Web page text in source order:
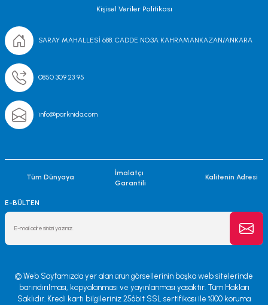
Kişisel Veriler Politikası
SARAY MAHALLESİ 688. CADDE NO;3A KAHRAMANKAZAN/ANKARA
0850 309 23 95
info@parknida.com
Tüm Dünyaya
İmalatçı
Garantili
Kalitenin Adresi
E-BÜLTEN
© Web Sayfamızda yer alan ürün görsellerinin başka web sitelerinde
barındırılması, kopyalanması ve yayınlanması yasaktır. Tüm Hakları
Saklıdır. Kredi kartı bilgileriniz 256bit SSL sertifikası ile %100 koruma